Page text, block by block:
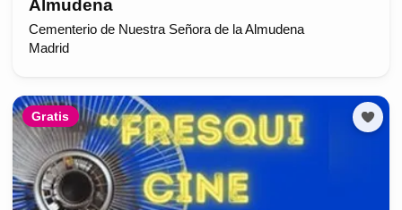
Almudena
Cementerio de Nuestra Señora de la Almudena
Madrid
Gratis